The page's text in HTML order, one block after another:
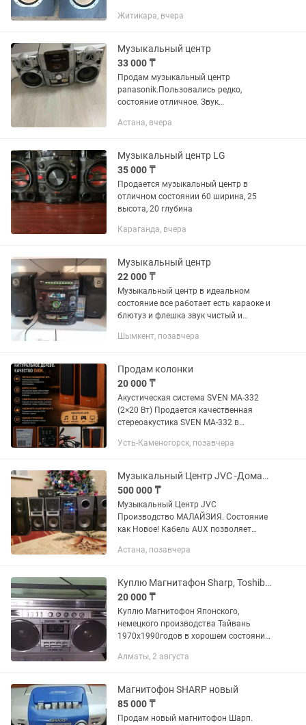
Житикара, вчера
Музыкальный центр
33 000 ₸
Продам музыкальный центр
panasonik.Пользовались редко,
состояние отличное. Звук
плеер диски,кассеты,караоке,радио.
Астана, вчера
Музыкальный центр LG
35 000 ₸
Продается музыкальный центр в
отличном состоянии 60 ширина, 25
высота, 20 глубина
Караганда, вчера
Музыкальный центр
22 000 ₸
Музыкальный центр в идеальном
состояние все работает есть караоке и
блютуз и флешка звук чистый и
Шымкент, позавчера
Продам колонки
20 000 ₸
Акустическая система SVEN MA-332
(2×20 Вт) Продается качественная
стереоакустика SVEN MA-332 в
Чистый и насыщенный звук ✅
(MDF) ✅ Мощность...
Усть-Каменогорск, позавчера
Музыкальный Центр JVC -Домашний Кинотеатр.
500 000 ₸
Музыкальный Центр JVC
Производство МАЛАЙЗИЯ. Состояние
как Новое! Кабель AUX позволяет
плееру и тем самым выполняет
Кафе,...
Астана, позавчера
Куплю Магнитафон Sharp, Toshiba, Panasonic, AKAI, SONY, FISHER!
20 000 ₸
Куплю Магнитофон Японского,
немецкого производства Тайвань
1970х1990годов в хорошем состоянии
Алматы, 2 августа
Магнитофон SHARP новый
85 000 ₸
Продам новый магнитофон Шарп.